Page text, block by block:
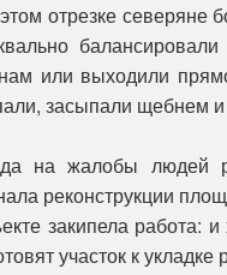
отрезке северяне
или выходили
засыпали щебнем
на жалобы людей
реконструкции
закипела работа:
участок к укладке